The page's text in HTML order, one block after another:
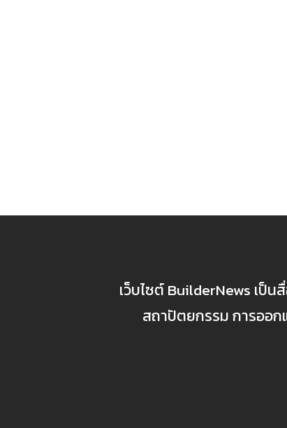
เว็บไซต์ BuilderNews เป็
สถาปัตยกรรม การออก